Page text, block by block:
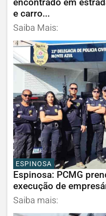
e carro...
Saiba Mais:
ESPINOSA
Espinosa: PCMG
execução de
Saiba mais: